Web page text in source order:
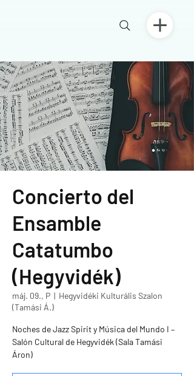
Concierto del
Ensamble
Catatumbo
(Hegyvidék)
máj. 09., P
  |
Hegyvidéki Kulturális Szalon
(Tamási Á.)
Noches de Jazz Spirit y Música del Mundo I –
Salón Cultural de Hegyvidék (Sala Tamási
Áron)